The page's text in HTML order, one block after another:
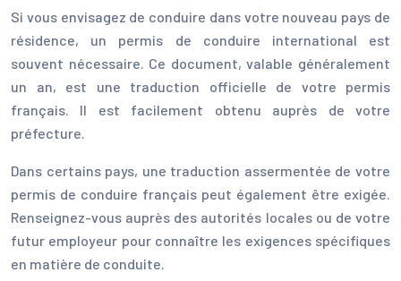
Si vous envisagez de conduire dans votre nouveau pays de
résidence, un permis de conduire international est
souvent nécessaire. Ce document, valable généralement
un an, est une traduction officielle de votre permis
français. Il est facilement obtenu auprès de votre
préfecture.
Dans certains pays, une traduction assermentée de votre
permis de conduire français peut également être exigée.
Renseignez-vous auprès des autorités locales ou de votre
futur employeur pour connaître les exigences spécifiques
en matière de conduite.